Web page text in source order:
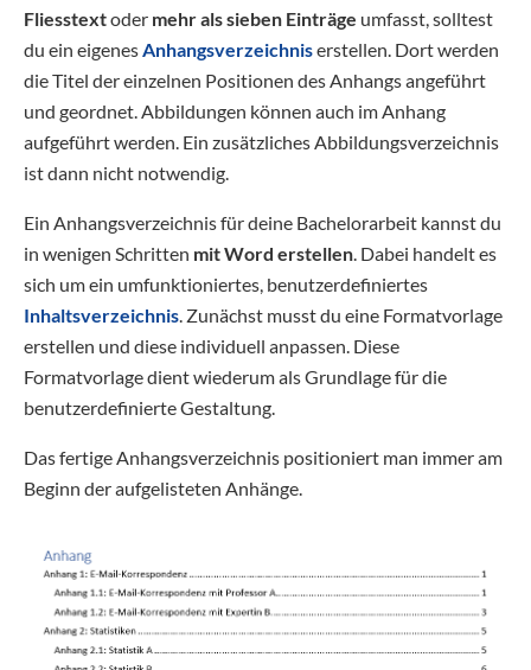
Fliesstextoder mehr als sieben Einträge umfasst, solltest
du ein eigenesAnhangsverzeichniserstellen. Dort werden
die Titel der einzelnen Positionen des Anhangs angeführt
und geordnet. Abbildungen können auch im Anhang
aufgeführt werden. Ein zusätzliches Abbildungsverzeichnis
ist dann nicht notwendig.
Ein Anhangsverzeichnis für deine Bachelorarbeit kannst du
in wenigen Schritten mit Word erstellen. Dabei handelt es
sich um ein umfunktioniertes, benutzerdefiniertes
Inhaltsverzeichnis. Zunächst musst du eine Formatvorlage
erstellen und diese individuell anpassen. Diese
Formatvorlage dient wiederum als Grundlage für die
benutzerdefinierte Gestaltung.
Das fertige Anhangsverzeichnis positioniert man immer am
Beginn der aufgelisteten Anhänge.